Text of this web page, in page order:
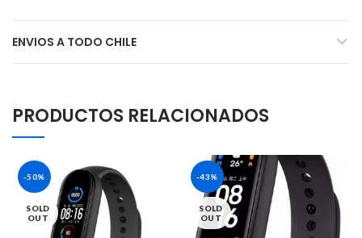
ENVIOS A TODO CHILE
PRODUCTOS RELACIONADOS
-50%
SOLD
OUT
-43%
SOLD
OUT